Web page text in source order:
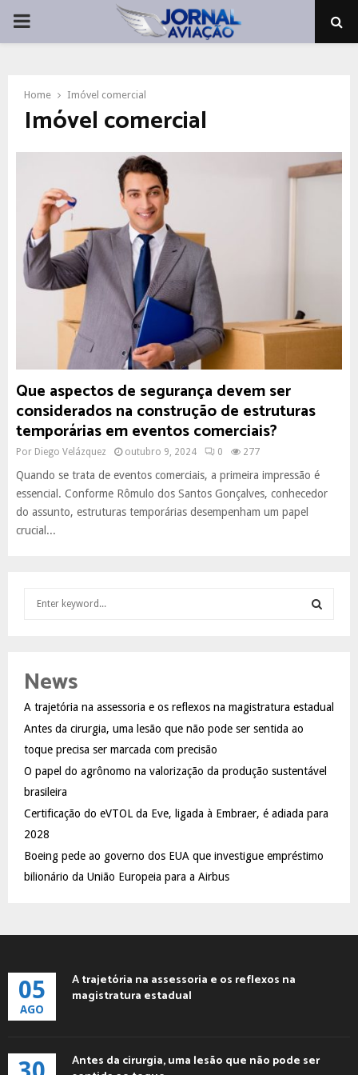
PRIMARY
Home Imóvel comercial
Imóvel comercial
Que aspectos de segurança devem ser
considerados na construção de estruturas
temporárias em eventos comerciais?
Por Diego Velázquez outubro 9, 2024 0 277
Quando se trata de eventos comerciais, a primeira impressão é
essencial. Conforme Rômulo dos Santos Gonçalves, conhecedor
do assunto, estruturas temporárias desempenham um papel
crucial...
h
o
r
:
A
C
News
A trajetória na assessoria e os reflexos na magistratura estadual
Antes da cirurgia, uma lesão que não pode ser sentida ao
toque precisa ser marcada com precisão
O papel do agrônomo na valorização da produção sustentável
brasileira
Certificação do eVTOL da Eve, ligada à Embraer, é adiada para
2028
Boeing pede ao governo dos EUA que investigue empréstimo
bilionário da União Europeia para a Airbus
05
AGO
A trajetória na assessoria e os reflexos na
magistratura estadual
Antes da cirurgia, uma lesão que não pode ser